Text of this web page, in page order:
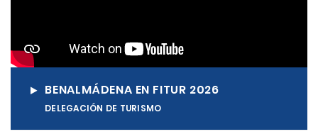
BENALMÁDENA EN FITUR 2026
DELEGACIÓN DE TURISMO